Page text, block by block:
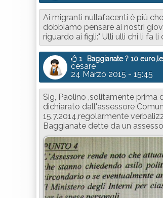
Ai migranti nullafacenti è più
dobbiamo pensare ai nostri
riguardo ai figli:" Ulli ulli chi li fa li
1 Baggianate ? 10
cesare
24 Marzo 2015 - 15:45
Sig, Paolino ,solitamente prima
dichiarato dall'assessore
15.7.2014,regolarmente
Baggianate dette da un